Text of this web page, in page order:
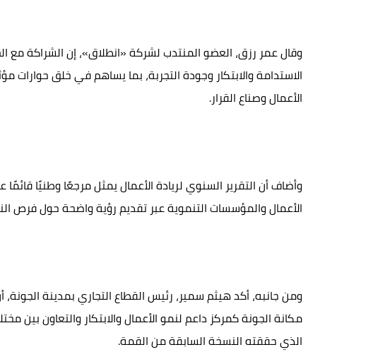
وقال عمر رزق، العضو المنتدب لشركة «انطلاق»، إن الشراكة مع
الاستدامة والابتكار وجودة التجربة، بما يساهم في خلق حوارات
الأعمال وصناع القرار.
وأضاف أن التقرير السنوي لريادة الأعمال يمثل مرجعًا وطنيًا
الأعمال والمؤسسات التنموية عبر تقديم رؤية واضحة حول فرص
ومن جانبه، أكد هيثم سمير، رئيس القطاع التجاري بمدينة
مكانة الجونة كمركز داعم لنمو الأعمال والابتكار والتعاون بين
الذي حققته النسخة السابقة من القمة.